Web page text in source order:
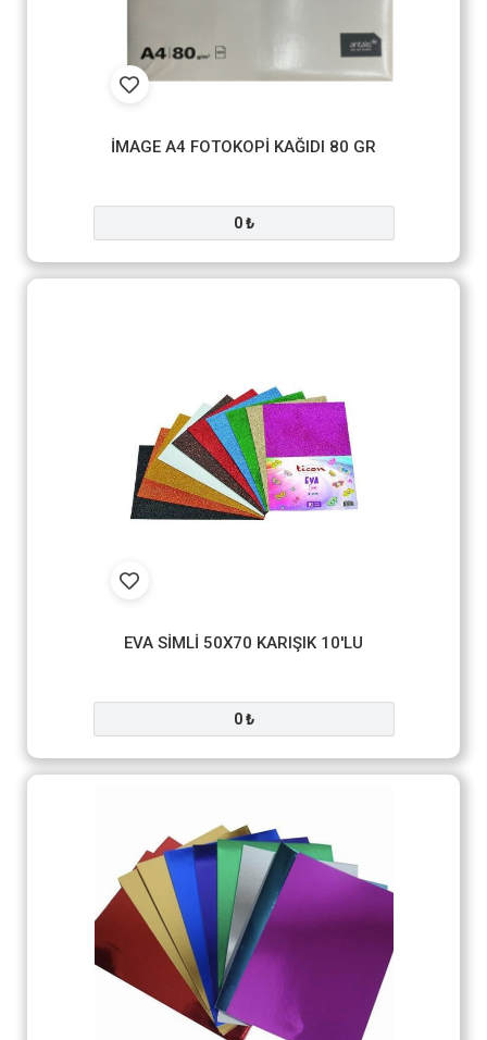
İMAGE A4 FOTOKOPİ KAĞIDI 80 GR
0 ₺
EVA SİMLİ 50X70 KARIŞIK 10'LU
0 ₺